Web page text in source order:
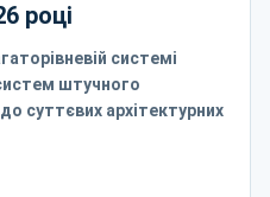
році
системі
штучного
суттєвих архітектурних